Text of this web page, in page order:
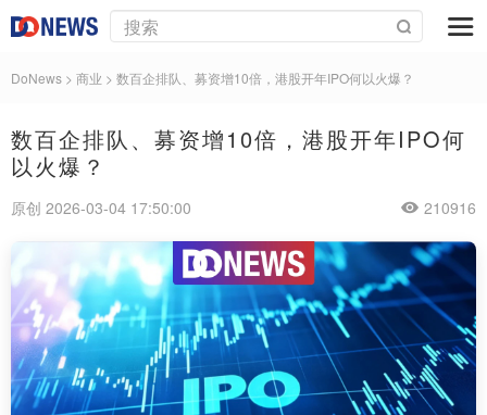
DoNews > 商业 > 数百企排队、募资增10倍，港股开年IPO何以火爆？
数百企排队、募资增10倍，港股开年IPO何
以火爆？
原创 2026-03-04 17:50:00 210916